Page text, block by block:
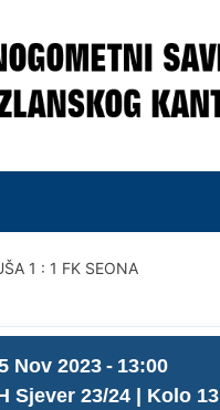
1 : 1 FK SEONA
Nov 2023 - 13:00
Sjever 23/24 | Kolo 13